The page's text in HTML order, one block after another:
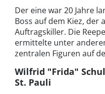
Der eine war 20 Jahre
Boss auf dem Kiez,
Auftragskiller. Die
ermittelte unter
zentralen Figuren auf
Wilfrid "Frida"
St. Pauli